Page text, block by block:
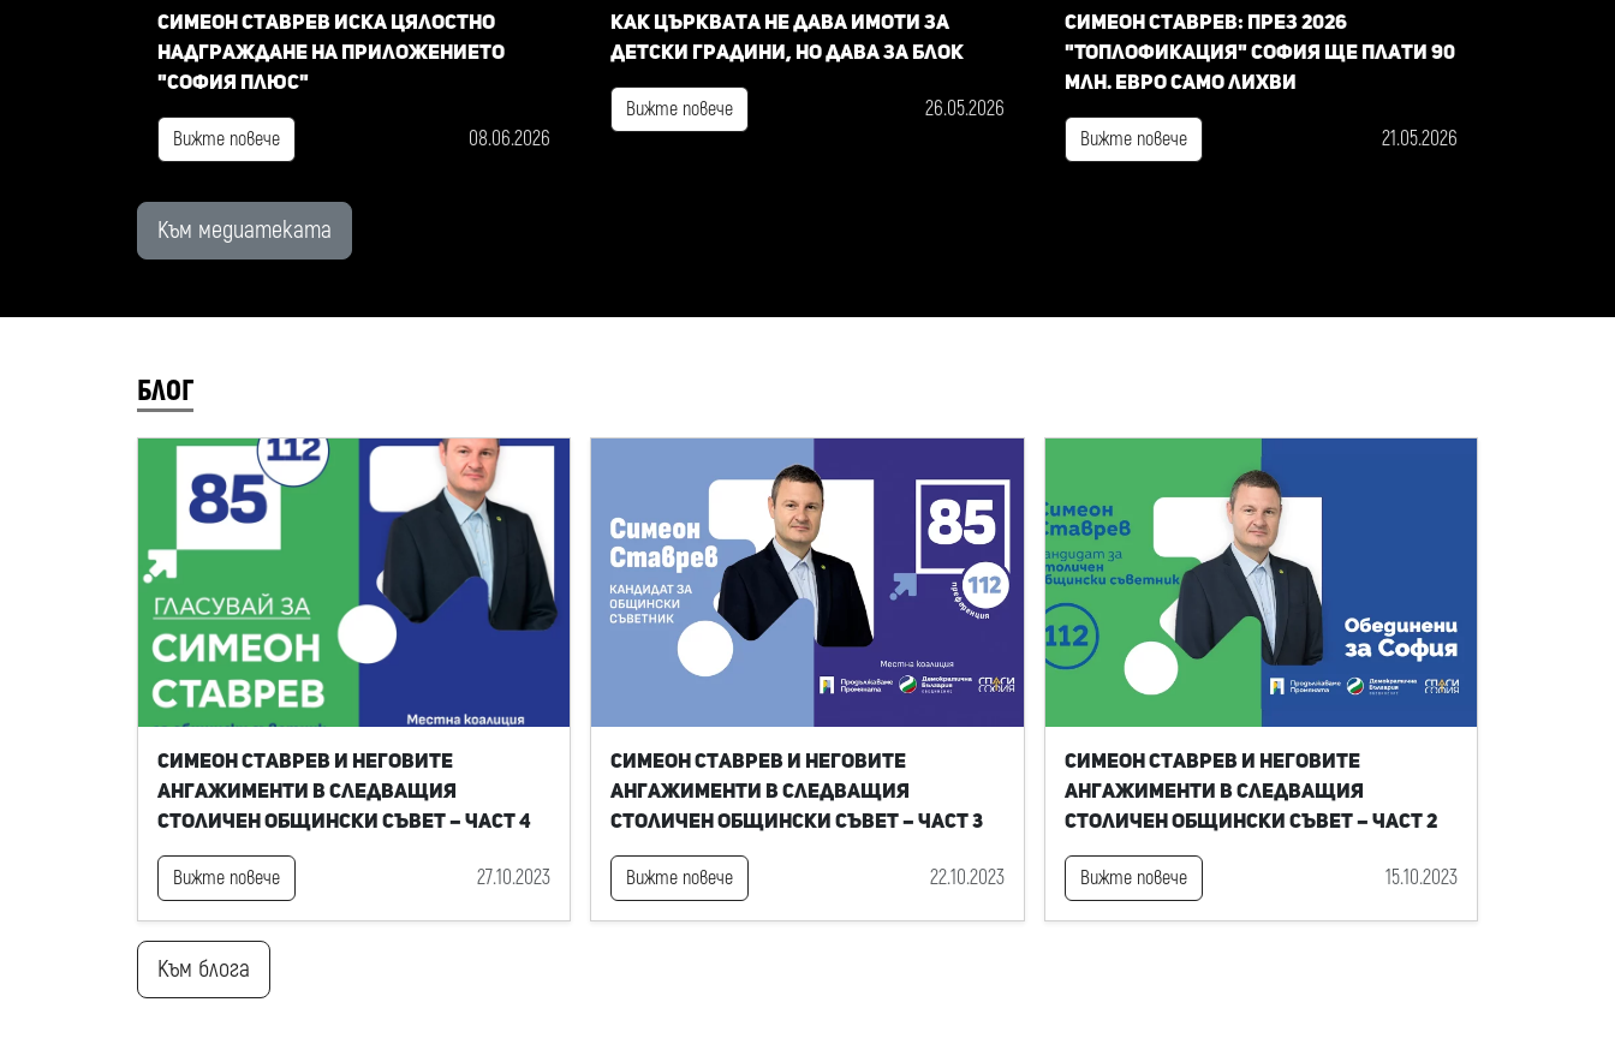
Симеон Ставрев иска цялостно
надграждане на приложението
"София плюс"
Вижте повече 08.06.2026
Как Църквата не дава имоти за
детски градини, но дава за блок
Вижте повече 26.05.2026
Симеон Ставрев: През 2026
"Топлофикация" София ще плати 90
млн. евро само лихви
Вижте повече 21.05.2026
Към медиатеката
БЛОГ
Симеон Ставрев и неговите
ангажименти в следващия
Столичен общински съвет – част 4
Вижте повече 27.10.2023
Симеон Ставрев и неговите
ангажименти в следващия
Столичен общински съвет – част 3
Вижте повече 22.10.2023
Симеон Ставрев и неговите
ангажименти в следващия
Столичен общински съвет – част 2
Вижте повече 15.10.2023
Към блога